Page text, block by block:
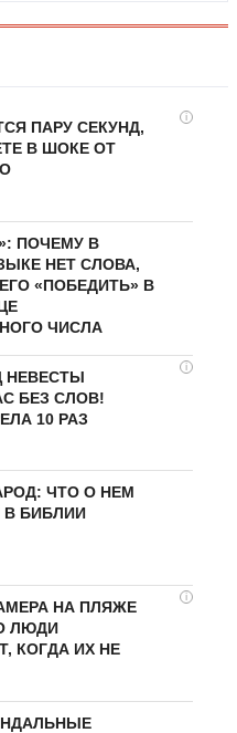
i
ПАРУ СЕКУНД,
В ШОКЕ ОТ
ПОЧЕМУ В
НЕТ СЛОВА,
«ПОБЕДИТЬ» В
ЧИСЛА
i
НЕВЕСТЫ
БЕЗ СЛОВ!
10 РАЗ
ЧТО О НЕМ
В БИБЛИИ
i
НА ПЛЯЖЕ
ЛЮДИ
КОГДА ИХ НЕ